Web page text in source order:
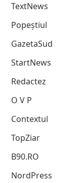
TextNews
Popeștiul
GazetaSud
StartNews
Redactez
O V P
Contextul
TopZiar
B90.RO
NordPress